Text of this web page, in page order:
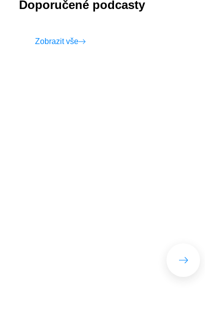
Doporučené podcasty
Zobrazit vše